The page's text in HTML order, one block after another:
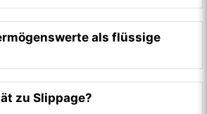
als flüssige
zu Slippage?